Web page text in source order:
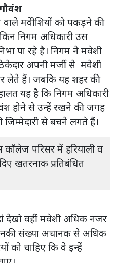
वाले मवेीशियों को पकड़ने की
निगम अधिकारी उस
पा रहे है। निगम ने मवेशी
अपनी मर्जी से मवेशी
लेते हैं। जबकि यह शहर की
यह है कि निगम अधिकारी
होने से उन्हें रखने की जगह
जिम्मेदारी से बचने लगते हैं।
कॉलेज परिसर में हरियाली व
खतरनाक प्रतिबंधित
देखो वहीं मवेशी अधिक नजर
संख्या अचानक से अधिक
को चाहिए कि वे इन्हें